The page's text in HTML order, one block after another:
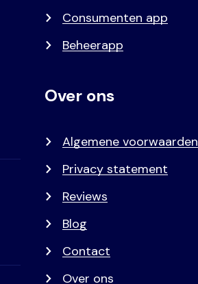
Consumenten app
Beheerapp
Over ons
Algemene voorwaarden
Privacy statement
Reviews
Blog
Contact
Over ons